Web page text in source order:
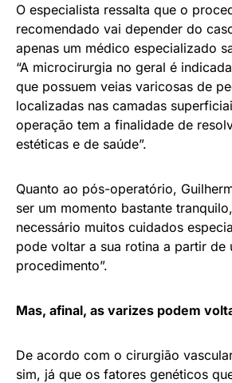
O especialista ressalta que o
recomendado vai depender do
apenas um médico especializado
“A microcirurgia no geral é
que possuem veias varicosas de
localizadas nas camadas
operação tem a finalidade de
estéticas e de saúde”.
Quanto ao pós-operatório,
ser um momento bastante
necessário muitos cuidados
pode voltar a sua rotina a partir de
procedimento”.
Mas, afinal, as varizes podem
De acordo com o cirurgião
sim, já que os fatores genéticos